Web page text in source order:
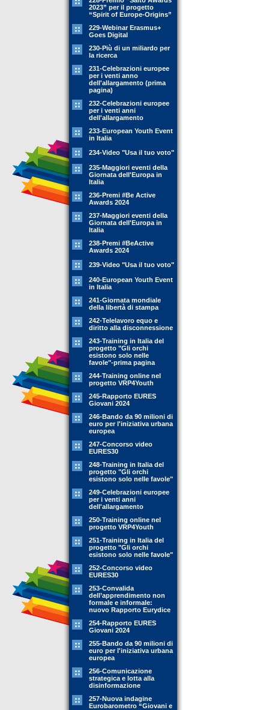
2023” per il progetto
“Spirit of Europe-Origins”
229-Webinar Erasmus+
Goes Digital
230-Più di un miliardo per
la ricerca
231-Celebrazioni europee
per i venti anno
dell'allargamento (prima
pagina)
232-Celebrazioni europee
per i venti anni
dell'allargamento
233-European Youth Event
in Italia
234-Video "Usa il tuo voto"
235-Maggiori eventi della
Giornata dell'Europa in
Italia
236-Premi #Be Active
Awards 2024
237-Maggiori eventi della
Giornata dell'Europa in
Italia
238-Premi #BeActive
Awards 2024
239-Video "Usa il tuo voto"
240-European Youth Event
in Italia
241-Giornata mondiale
della libertà di stampa
242-Telelavoro equo e
diritto alla disconnessione
243-Training in Italia del
progetto "Gli orchi
esistono solo nelle
favole"-prima pagina
244-Training online nel
progetto VRP4Youth
245-Rapporto EURES
Giovani 2024
246-Bando da 90 milioni di
euro per l'iniziativa urbana
europea
247-Concorso video
EURES30
248-Training in Italia del
progetto "Gli orchi
esistono solo nelle favole"
249-Celebrazioni europee
per i venti anni
dell'allargamento
250-Training online nel
progetto VRP4Youth
251-Training in Italia del
progetto "Gli orchi
esistono solo nelle favole"
252-Concorso video
EURES30
253-Convalida
dell’apprendimento non
formale e informale:
nuovo Rapporto Eurydice
254-Rapporto EURES
Giovani 2024
255-Bando da 90 milioni di
euro per l'iniziativa urbana
europea
256-Comunicazione
strategica e lotta alla
disinformazione
257-Nuova indagine
Eurobarometro “Giovani e